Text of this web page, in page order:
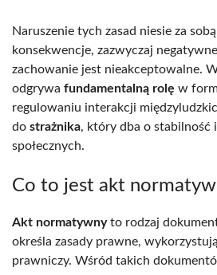
Naruszenie tych zasad niesie za
konsekwencje, zazwyczaj
zachowanie jest nieakceptowalne.
odgrywa fundamentalną rolę w
regulowaniu interakcji
do strażnika, który dba o stabilność
społecznych.
Co to jest akt
Akt normatywnyto rodzaj
określa zasady prawne,
prawniczy. Wśród takich